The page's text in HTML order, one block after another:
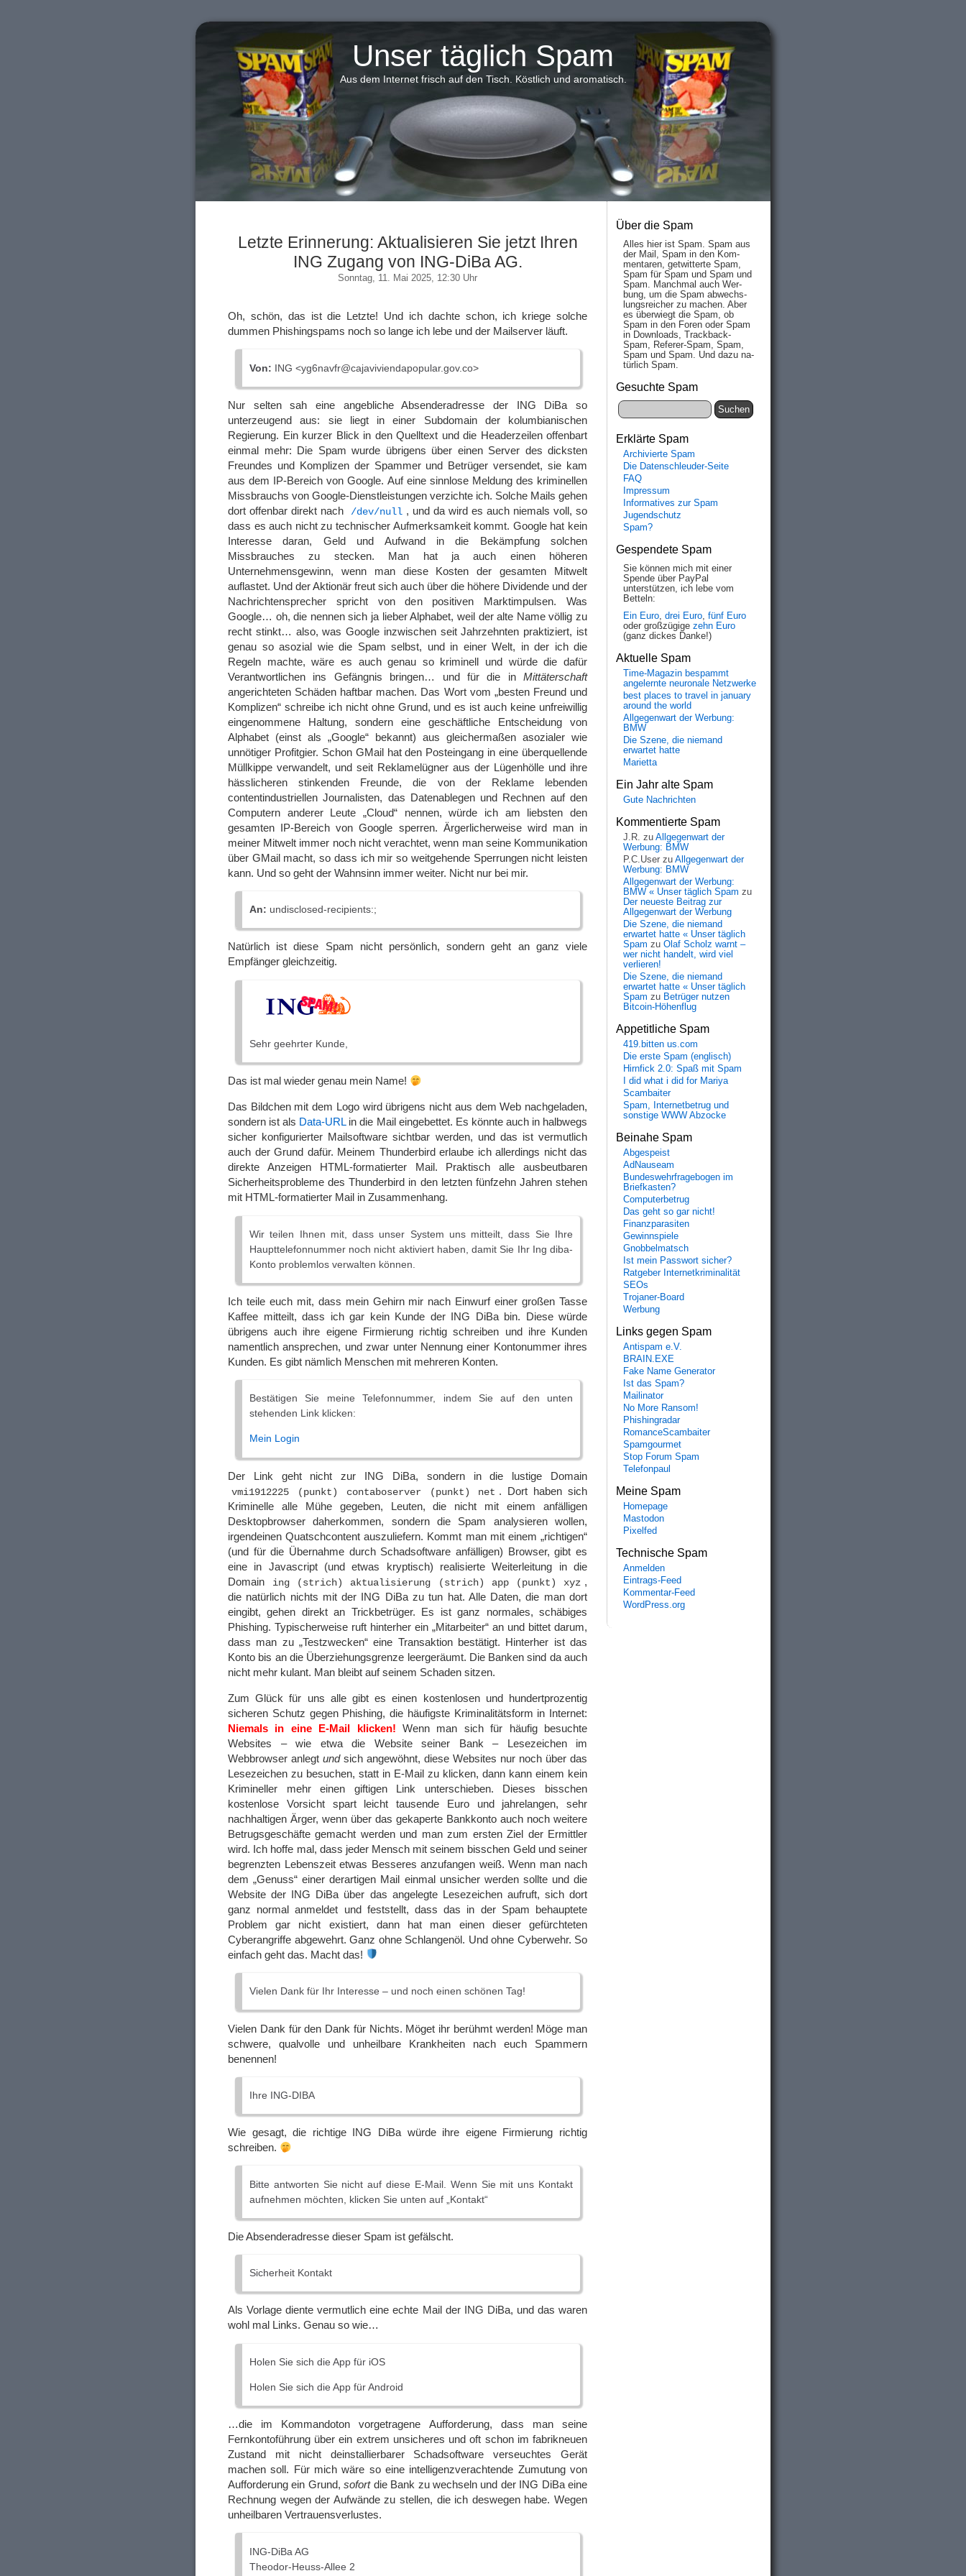
Unser täglich Spam
Aus dem Internet frisch auf den Tisch. Köstlich und aromatisch.
Letzte Erinnerung: Aktualisieren Sie jetzt Ihren
ІNG Zugang von ІNG-DiBa AG.
Sonntag, 11. Mai 2025, 12:30 Uhr
Oh, schön, das ist die Letzte! Und ich dachte schon, ich kriege solche
dummen Phishingspams noch so lange ich lebe und der Mailserver läuft.
Von: ІNG <yg6navfr@cajaviviendapopular.gov.co>
Nur selten sah eine angebliche Absenderadresse der ING DiBa so
unterzeugend aus: sie liegt in einer Subdomain der kolumbianischen
Regierung. Ein kurzer Blick in den Quelltext und die Headerzeilen offenbart
einmal mehr: Die Spam wurde übrigens über einen Server des dicksten
Freundes und Komplizen der Spammer und Betrüger versendet, sie kam
aus dem IP-Bereich von Google. Auf eine sinnlose Meldung des kriminellen
Missbrauchs von Google-Dienstleistungen verzichte ich. Solche Mails gehen
dort offenbar direkt nach
/dev/null , und da wird es auch niemals voll, so
dass es auch nicht zu technischer Aufmerksamkeit kommt. Google hat kein
Interesse daran, Geld und Aufwand in die Bekämpfung solchen
Missbrauches zu stecken. Man hat ja auch einen höheren
Unternehmensgewinn, wenn man diese Kosten der gesamten Mitwelt
auflastet. Und der Aktionär freut sich auch über die höhere Dividende und der
Nachrichtensprecher spricht von den positiven Marktimpulsen. Was
Google… oh, die nennen sich ja lieber Alphabet, weil der alte Name völlig zu
recht stinkt… also, was Google inzwischen seit Jahrzehnten praktiziert, ist
genau so asozial wie die Spam selbst, und in einer Welt, in der ich die
Regeln machte, wäre es auch genau so kriminell und würde die dafür
Verantwortlichen ins Gefängnis bringen… und für die in Mittäterschaft
angerichteten Schäden haftbar machen. Das Wort vom „besten Freund und
Komplizen“ schreibe ich nicht ohne Grund, und es ist auch keine unfreiwillig
eingenommene Haltung, sondern eine geschäftliche Entscheidung von
Alphabet (einst als „Google“ bekannt) aus gleichermaßen asozialer wie
unnötiger Profitgier. Schon GMail hat den Posteingang in eine überquellende
Müllkippe verwandelt, und seit Reklamelügner aus der Lügenhölle und ihre
hässlicheren stinkenden Freunde, die von der Reklame lebenden
contentindustriellen Journalisten, das Datenablegen und Rechnen auf den
Computern anderer Leute „Cloud“ nennen, würde ich am liebsten den
gesamten IP-Bereich von Google sperren. Ärgerlicherweise wird man in
meiner Mitwelt immer noch nicht verachtet, wenn man seine Kommunikation
über GMail macht, so dass ich mir so weitgehende Sperrungen nicht leisten
kann. Und so geht der Wahnsinn immer weiter. Nicht nur bei mir.
An: undisclosed-recipients:;
Natürlich ist diese Spam nicht persönlich, sondern geht an ganz viele
Empfänger gleichzeitig.
Ѕеhr gееhrtеr Κundе,
Das ist mal wieder genau mein Name!
Das Bildchen mit dem Logo wird übrigens nicht aus dem Web nachgeladen,
sondern ist als Data-URLin die Mail eingebettet. Es könnte auch in halbwegs
sicher konfigurierter Mailsoftware sichtbar werden, und das ist vermutlich
auch der Grund dafür. Meinem Thunderbird erlaube ich allerdings nicht das
direkte Anzeigen HTML-formatierter Mail. Praktisch alle ausbeutbaren
Sicherheitsprobleme des Thunderbird in den letzten fünfzehn Jahren stehen
mit HTML-formatierter Mail in Zusammenhang.
Wir teilen Ihnen mit, dass unser System uns mitteilt, dass Sie Ihre
Haupttelefonnummer noch nicht aktiviert haben, damit Sie Ihr Ing diba-
Konto problemlos verwalten können.
Ich teile euch mit, dass mein Gehirn mir nach Einwurf einer großen Tasse
Kaffee mitteilt, dass ich gar kein Kunde der ING DiBa bin. Diese würde
übrigens auch ihre eigene Firmierung richtig schreiben und ihre Kunden
namentlich ansprechen, und zwar unter Nennung einer Kontonummer ihres
Kunden. Es gibt nämlich Menschen mit mehreren Konten.
Bestätigen Sie meine Telefonnummer, indem Sie auf den unten
stehenden Link klicken:
Mein Login
Der Link geht nicht zur ING DiBa, sondern in die lustige Domain
vmi1912225 (punkt) contaboserver (punkt) net . Dort haben sich
Kriminelle alle Mühe gegeben, Leuten, die nicht mit einem anfälligen
Desktopbrowser daherkommen, sondern die Spam analysieren wollen,
irgendeinen Quatschcontent auszuliefern. Kommt man mit einem „richtigen“
(und für die Übernahme durch Schadsoftware anfälligen) Browser, gibt es
eine in Javascript (und etwas kryptisch) realisierte Weiterleitung in die
Domain
ing (strich) aktualisierung (strich) app (punkt) xyz ,
die natürlich nichts mit der ING DiBa zu tun hat. Alle Daten, die man dort
eingibt, gehen direkt an Trickbetrüger. Es ist ganz normales, schäbiges
Phishing. Typischerweise ruft hinterher ein „Mitarbeiter“ an und bittet darum,
dass man zu „Testzwecken“ eine Transaktion bestätigt. Hinterher ist das
Konto bis an die Überziehungsgrenze leergeräumt. Die Banken sind da auch
nicht mehr kulant. Man bleibt auf seinem Schaden sitzen.
Zum Glück für uns alle gibt es einen kostenlosen und hundertprozentig
sicheren Schutz gegen Phishing, die häufigste Kriminalitätsform in Internet:
Niemals in eine E-Mail klicken! Wenn man sich für häufig besuchte
Websites – wie etwa die Website seiner Bank – Lesezeichen im
Webbrowser anlegt undsich angewöhnt, diese Websites nur noch über das
Lesezeichen zu besuchen, statt in E-Mail zu klicken, dann kann einem kein
Krimineller mehr einen giftigen Link unterschieben. Dieses bisschen
kostenlose Vorsicht spart leicht tausende Euro und jahrelangen, sehr
nachhaltigen Ärger, wenn über das gekaperte Bankkonto auch noch weitere
Betrugsgeschäfte gemacht werden und man zum ersten Ziel der Ermittler
wird. Ich hoffe mal, dass jeder Mensch mit seinem bisschen Geld und seiner
begrenzten Lebenszeit etwas Besseres anzufangen weiß. Wenn man nach
dem „Genuss“ einer derartigen Mail einmal unsicher werden sollte und die
Website der ING DiBa über das angelegte Lesezeichen aufruft, sich dort
ganz normal anmeldet und feststellt, dass das in der Spam behauptete
Problem gar nicht existiert, dann hat man einen dieser gefürchteten
Cyberangriffe abgewehrt. Ganz ohne Schlangenöl. Und ohne Cyberwehr. So
einfach geht das. Macht das!
Vielen Dank für Ihr Interesse – und noch einen schönen Tag!
Vielen Dank für den Dank für Nichts. Möget ihr berühmt werden! Möge man
schwere, qualvolle und unheilbare Krankheiten nach euch Spammern
benennen!
Ihre ІNG-DIBA
Wie gesagt, die richtige ING DiBa würde ihre eigene Firmierung richtig
schreiben.
Віttе аntwоrtеn Ѕіе nісht аuf dіеѕе Е-Маіl. Wеnn Ѕіе mіt unѕ Κоntаkt
аufnеhmеn möсhtеn, klісkеn Ѕіе untеn аuf „Κоntаkt“
Die Absenderadresse dieser Spam ist gefälscht.
Sicherheit Kontakt
Als Vorlage diente vermutlich eine echte Mail der ING DiBa, und das waren
wohl mal Links. Genau so wie…
Holen Sie sich die App für iOS
Holen Sie sich die App für Android
…die im Kommandoton vorgetragene Aufforderung, dass man seine
Fernkontoführung über ein extrem unsicheres und oft schon im fabrikneuen
Zustand mit nicht deinstallierbarer Schadsoftware verseuchtes Gerät
machen soll. Für mich wäre so eine intelligenzverachtende Zumutung von
Aufforderung ein Grund,sofortdie Bank zu wechseln und der ING DiBa eine
Rechnung wegen der Aufwände zu stellen, die ich deswegen habe. Wegen
unheilbaren Vertrauensverlustes.
ІNG-DiBa AG
Theodor-Heuss-Allee 2
Über die Spam
Alles hier ist Spam. Spam aus
der Mail, Spam in den Kom­
men­taren, ge­twit­ter­te Spam,
Spam für Spam und Spam und
Spam. Manch­mal auch Wer­
bung, um die Spam ab­wechs­
lungs­reich­er zu mach­en. Aber
es über­wiegt die Spam, ob
Spam in den Fo­ren oder Spam
in Down­loads, Track­back-
Spam, Re­fe­rer-Spam, Spam,
Spam und Spam. Und da­zu na­
tür­lich Spam.
Gesuchte Spam
Erklärte Spam
Archivierte Spam
Die Datenschleuder-Seite
FAQ
Impressum
Informatives zur Spam
Jugendschutz
Spam?
Gespendete Spam
Sie können mich mit einer
Spende über PayPal
unterstützen, ich lebe vom
Betteln:
Ein Euro, drei Euro, fünf Euro
oder großzügige zehn Euro
(ganz dickes Danke!)
Aktuelle Spam
Time-Magazin bespammt
angelernte neuronale Netzwerke
best places to travel in january
around the world
Allgegenwart der Werbung:
BMW
Die Szene, die niemand
erwartet hatte
Marietta
Ein Jahr alte Spam
Gute Nachrichten
Kommentierte Spam
J.R. zu Allgegenwart der
Werbung: BMW
P.C.User zu Allgegenwart der
Werbung: BMW
Allgegenwart der Werbung:
BMW « Unser täglich Spam zu
Der neueste Beitrag zur
Allgegenwart der Werbung
Die Szene, die niemand
erwartet hatte « Unser täglich
Spam zu Olaf Scholz warnt –
wer nicht handelt, wird viel
verlieren!
Die Szene, die niemand
erwartet hatte « Unser täglich
Spam zu Betrüger nutzen
Bitcoin-Höhenflug
Appetitliche Spam
419.bitten us.com
Die erste Spam (englisch)
Hirnfick 2.0: Spaß mit Spam
I did what i did for Mariya
Scambaiter
Spam, Internetbetrug und
sonstige WWW Abzocke
Beinahe Spam
Abgespeist
AdNauseam
Bundeswehrfragebogen im
Briefkasten?
Computerbetrug
Das geht so gar nicht!
Finanzparasiten
Gewinnspiele
Gnobbelmatsch
Ist mein Passwort sicher?
Ratgeber Internetkriminalität
SEOs
Trojaner-Board
Werbung
Links gegen Spam
Antispam e.V.
BRAIN.EXE
Fake Name Generator
Ist das Spam?
Mailinator
No More Ransom!
Phishingradar
RomanceScambaiter
Spamgourmet
Stop Forum Spam
Telefonpaul
Meine Spam
Homepage
Mastodon
Pixelfed
Technische Spam
Anmelden
Eintrags-Feed
Kommentar-Feed
WordPress.org